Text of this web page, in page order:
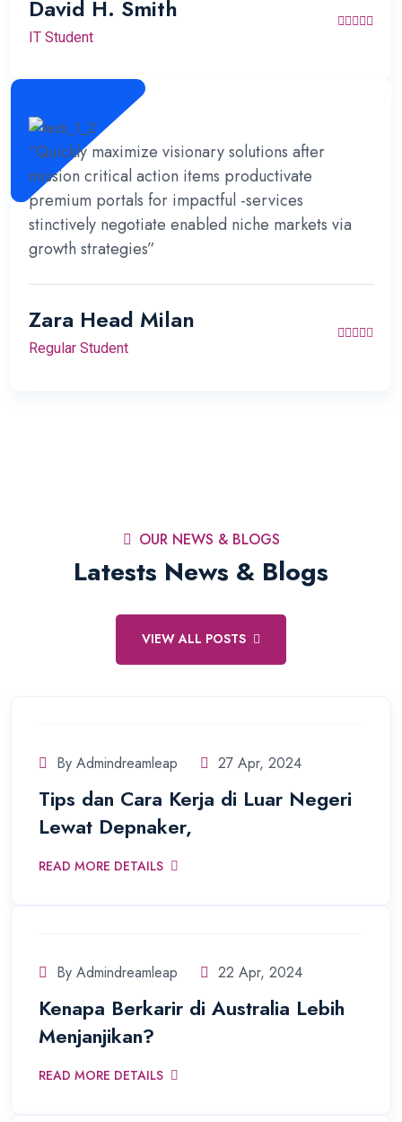
David H. Smith
IT Student
“Quickly maximize visionary solutions after
mission critical action items productivate
premium portals for impactful -services
stinctively negotiate enabled niche markets via
growth strategies”
Zara Head Milan
Regular Student
OUR NEWS & BLOGS
Latests News & Blogs
VIEW ALL POSTS
By Admindreamleap 27 Apr, 2024
Tips dan Cara Kerja di Luar Negeri
Lewat Depnaker,
READ MORE DETAILS
By Admindreamleap 22 Apr, 2024
Kenapa Berkarir di Australia Lebih
Menjanjikan?
READ MORE DETAILS